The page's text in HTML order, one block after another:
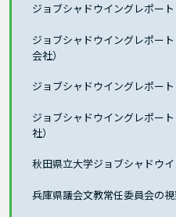
ジョブシャドウイングレポー
ジョブシャドウイングレポー
会社）
ジョブシャドウイングレポー
ジョブシャドウイングレポー
社）
秋田県立大学ジョブシャドウイ
兵庫県議会文教常任委員会の